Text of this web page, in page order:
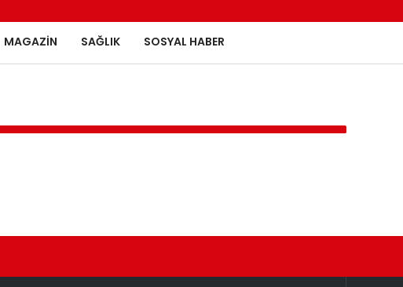
MAGAZIN SAĞLIK SOSYAL HABER